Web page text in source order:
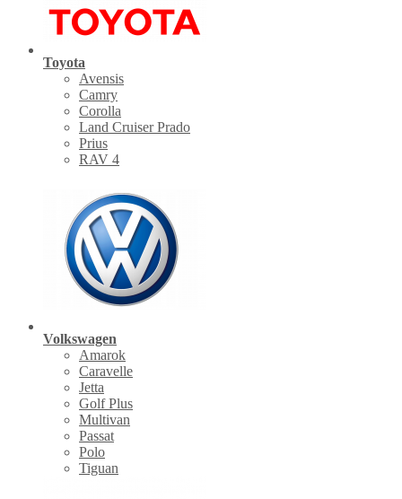
Toyota
Avensis
Camry
Corolla
Land Cruiser Prado
Prius
RAV 4
Volkswagen
Amarok
Caravelle
Jetta
Golf Plus
Multivan
Passat
Polo
Tiguan